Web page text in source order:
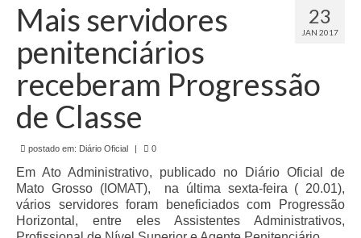
Institucional
Diretoria Sindsppen
Histórico do Sindsppen
Histórico do Sistema Penitenciário do Estado
Formulário de Requerimento Padrão Sindsppen
Estatuto do Sindsppen
Tabela Salarial do Sistema Penitenciário
23
JAN 2017
Mais servidores
penitenciários
receberam Progressão
de Classe
postado em: Diário Oficial | 0
Em Ato Administrativo, publicado no Diário Oficial de
Mato Grosso (IOMAT), na última sexta-feira ( 20.01),
vários servidores foram beneficiados com Progressão
Horizontal, entre eles Assistentes Administrativos,